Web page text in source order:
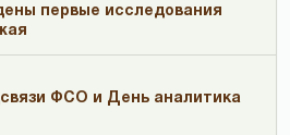
первые исследования
ФСО и День аналитика